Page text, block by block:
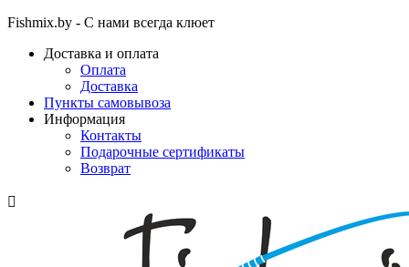
Fishmix.by - С нами всегда клюет
Доставка и оплата
Оплата
Доставка
Пункты самовывоза
Информация
Контакты
Подарочные сертификаты
Возврат
